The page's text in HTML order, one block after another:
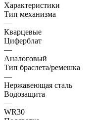
Характеристики
Тип механизма
—
Кварцевые
Циферблат
—
Аналоговый
Тип браслета/ремешка
—
Нержавеющая сталь
Водозащита
—
WR30